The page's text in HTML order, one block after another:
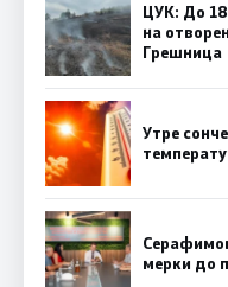
ЦУК: До 18
на
Грешница
Утре
мерки до